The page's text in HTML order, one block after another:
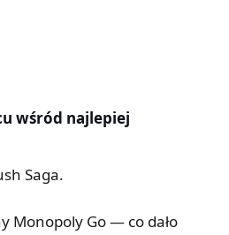
wśród najlepiej
Saga.
Monopoly Go — co dało